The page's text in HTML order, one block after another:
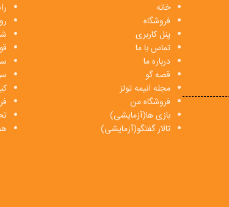
خانه
فروشگاه
پنل کاربری
تماس با ما
درباره ما
قصه گو
مجله انیمه تولز
فروشگاه من
بازی ها(آزمایشی)
تالار گفتگو(آزمایشی)